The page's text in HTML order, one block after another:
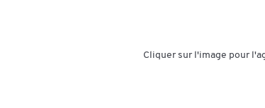
Cliquer sur l'image pour